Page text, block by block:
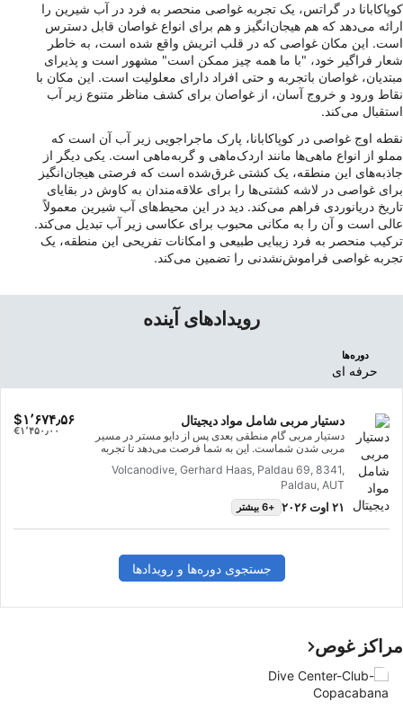
کوپاکابانا در گراتس، یک تجربه غواصی منحصر به فرد در آب شیرین را
ارائه می‌دهد که هم هیجان‌انگیز و هم برای انواع غواصان قابل دسترس
است. این مکان غواصی که در قلب اتریش واقع شده است، به خاطر
شعار فراگیر خود، "با ما همه چیز ممکن است" مشهور است و پذیرای
مبتدیان، غواصان باتجربه و حتی افراد دارای معلولیت است. این مکان با
نقاط ورود و خروج آسان، از غواصان برای کشف مناظر متنوع زیر آب
استقبال می‌کند.
نقطه اوج غواصی در کوپاکابانا، پارک ماجراجویی زیر آب آن است که
مملو از انواع ماهی‌ها مانند اردک‌ماهی و گربه‌ماهی است. یکی دیگر از
جاذبه‌های این منطقه، یک کشتی غرق‌شده است که فرصتی هیجان‌انگیز
برای غواصی در لاشه کشتی‌ها را برای علاقه‌مندان به کاوش در بقایای
تاریخ دریانوردی فراهم می‌کند. دید در این محیط‌های آب شیرین معمولاً
عالی است و آن را به مکانی محبوب برای عکاسی زیر آب تبدیل می‌کند.
ترکیب منحصر به فرد زیبایی طبیعی و امکانات تفریحی این منطقه، یک
تجربه غواصی فراموش‌نشدنی را تضمین می‌کند.
رویدادهای آینده
دوره‌ها
حرفه ای
دستیار مربی شامل مواد دیجیتال
دستیار مربی گام منطقی بعدی پس از دایو مستر در مسیر
مربی شدن شماست. این به شما فرصت می‌دهد تا تجربه
کنید، دروس تئوری را تدریس کنید و آموزش عملی غواصی را
انجام دهید. اگر می‌خواهید حرفه خود را به عنوان یک متخصص
SSI ارتقا دهید، می‌توانید دوره آموزش مربی را تکمیل کنید،
ارزیابی مربی را با موفقیت پشت سر بگذارید و به عنوان مربی
Volcanodive, Gerhard Haas, Paldau 69, 8341,
Paldau, AUT
۲۱ اوت ۲۰۲۶ +6 بیشتر
‎$۱٬۶۷۴٫۵۶
‎€۱٬۴۵۰٫۰۰
جستجوی دوره‌ها و رویدادها
مراکز غوص